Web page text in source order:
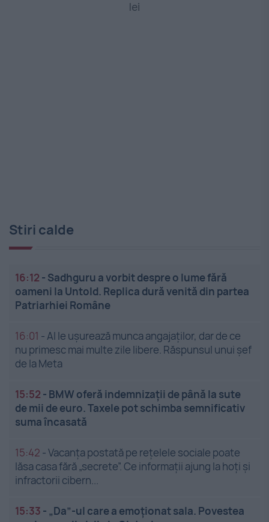
lei
Stiri calde
16:12 - Sadhguru a vorbit despre o lume fără
oameni la Untold. Replica dură venită din partea
Patriarhiei Române
16:01 -AI le ușurează munca angajaților, dar de ce
nu primesc mai multe zile libere. Răspunsul unui șef
de la Meta
15:52 - BMW oferă indemnizații de până la sute
de mii de euro. Taxele pot schimba semnificativ
suma încasată
15:42 -Vacanța postată pe rețelele sociale poate
lăsa casa fără „secrete”. Ce informații ajung la hoți și
infractorii cibern...
15:33 - „Da”-ul care a emoționat sala. Povestea